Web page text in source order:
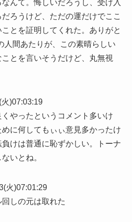
んて。悔しいだろうし、受け入
ろうけど、ただの運だけでここ
とを証明してくれた。ありがと
人間あたりが、この素晴らしい
とを言いそうだけど、丸無視
)07:03:19
やったというコメント多いけ
に何してもぃぃ意見多かったけ
けは普通に恥ずかしい。トーナ
いとね。
火)07:01:29
しの元は取れた